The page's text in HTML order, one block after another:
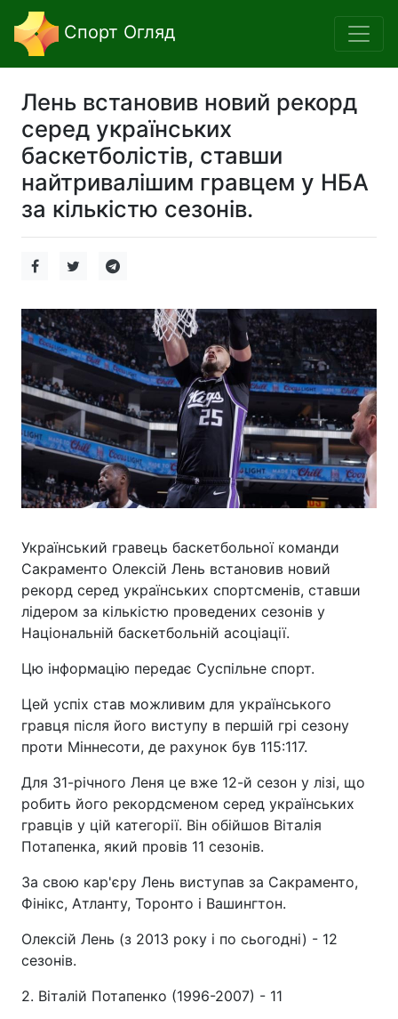
Спорт Огляд
Лень встановив новий рекорд
серед українських
баскетболістів, ставши
найтривалішим гравцем у НБА
за кількістю сезонів.
Український гравець баскетбольної команди
Сакраменто Олексій Лень встановив новий
рекорд серед українських спортсменів, ставши
лідером за кількістю проведених сезонів у
Національній баскетбольній асоціації.
Цю інформацію передає Суспільне спорт.
Цей успіх став можливим для українського
гравця після його виступу в першій грі сезону
проти Міннесоти, де рахунок був 115:117.
Для 31-річного Леня це вже 12-й сезон у лізі, що
робить його рекордсменом серед українських
гравців у цій категорії. Він обійшов Віталія
Потапенка, який провів 11 сезонів.
За свою кар'єру Лень виступав за Сакраменто,
Фінікс, Атланту, Торонто і Вашингтон.
Олексій Лень (з 2013 року і по сьогодні) - 12
сезонів.
2. Віталій Потапенко (1996-2007) - 11